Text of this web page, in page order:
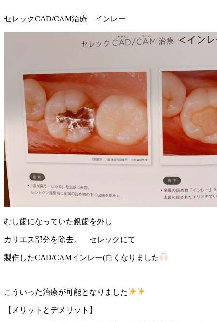
セレックCAD/CAM治療 インレー
むし歯になっていた銀歯を外し
カリエス部分を除去。 セレックにて
製作したCAD/CAMインレー(白くなりました
こういった治療が可能となりました
【メリットとデメリット】